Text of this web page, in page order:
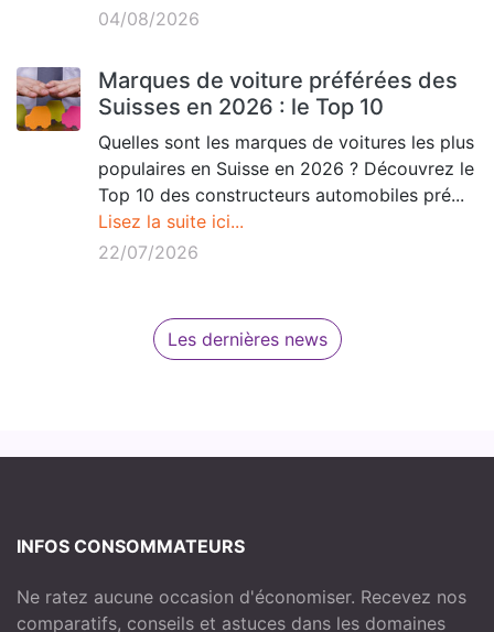
04/08/2026
Marques de voiture préférées des
Suisses en 2026 : le Top 10
Quelles sont les marques de voitures les plus
populaires en Suisse en 2026 ? Découvrez le
Top 10 des constructeurs automobiles pré...
Lisez la suite ici...
22/07/2026
Les dernières news
INFOS CONSOMMATEURS
Ne ratez aucune occasion d'économiser. Recevez nos
comparatifs, conseils et astuces dans les domaines